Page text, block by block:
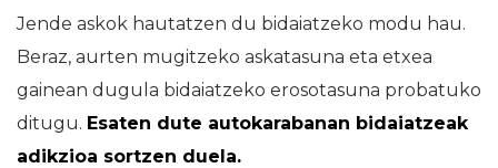
Jende askok hautatzen du bidaiatzeko modu hau.
Beraz, aurten mugitzeko askatasuna eta etxea
gainean dugula bidaiatzeko erosotasuna probatuko
ditugu. Esaten dute autokarabanan bidaiatzeak
adikzioa sortzen duela.